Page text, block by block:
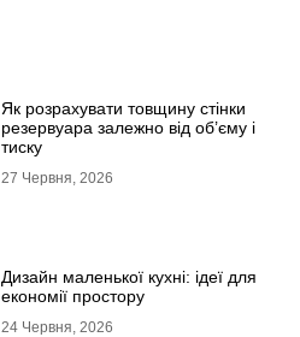
Як розрахувати товщину стінки
резервуара залежно від об’єму і
тиску
27 Червня, 2026
Дизайн маленької кухні: ідеї для
економії простору
24 Червня, 2026